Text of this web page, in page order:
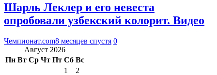
Шарль Леклер и его невеста
опробовали узбекский колорит. Видео
Чемпионат.com8 месяцев спустя 0
Август 2026
Пн Вт Ср Чт Пт Сб Вс
1
2